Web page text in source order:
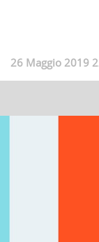
26 Maggio 2019